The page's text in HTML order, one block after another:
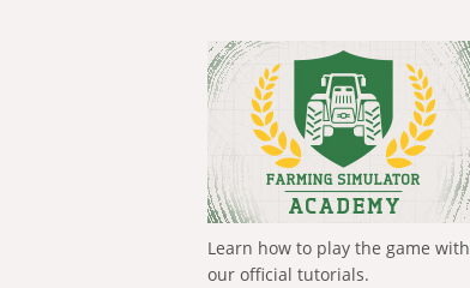
Learn how to play the game with
our official tutorials.